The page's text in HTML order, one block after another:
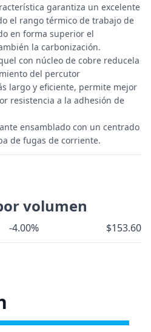
garantiza un excelente
el rango térmico de trabajo de
en forma superior el
la carbonización.
con núcleo de cobre reducela
del percutor
largo y eficiente, permite mejor
resistencia a la adhesión de
ensamblado con un centrado
de fugas de corriente.
volumen
-4.00% $153.60